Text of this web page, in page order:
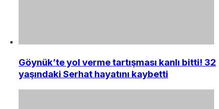
Göynük’te yol verme tartışması kanlı bitti! 32
yaşındaki Serhat hayatını kaybetti